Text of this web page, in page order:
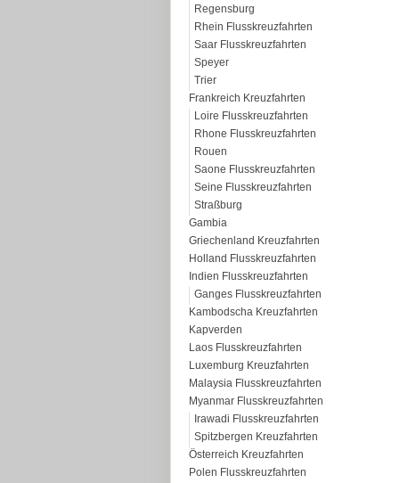
Regensburg
Rhein Flusskreuzfahrten
Saar Flusskreuzfahrten
Speyer
Trier
Frankreich Kreuzfahrten
Loire Flusskreuzfahrten
Rhone Flusskreuzfahrten
Rouen
Saone Flusskreuzfahrten
Seine Flusskreuzfahrten
Straßburg
Gambia
Griechenland Kreuzfahrten
Holland Flusskreuzfahrten
Indien Flusskreuzfahrten
Ganges Flusskreuzfahrten
Kambodscha Kreuzfahrten
Kapverden
Laos Flusskreuzfahrten
Luxemburg Kreuzfahrten
Malaysia Flusskreuzfahrten
Myanmar Flusskreuzfahrten
Irawadi Flusskreuzfahrten
Spitzbergen Kreuzfahrten
Österreich Kreuzfahrten
Polen Flusskreuzfahrten